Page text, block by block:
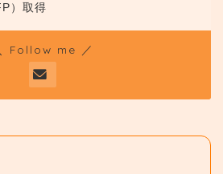
）取得
Follow me ／